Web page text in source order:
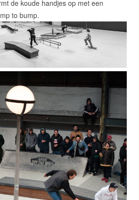
de koude handjes op met een
to bump.